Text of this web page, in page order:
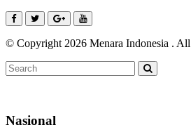
© Copyright 2026 Menara Indonesia .
Nasional